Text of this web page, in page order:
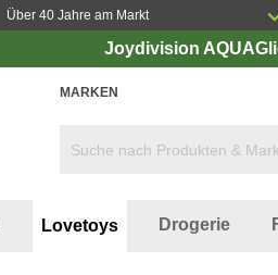
Über 40 Jahre am Markt
Joydivision
MARKEN
Lovetoys Drogerie